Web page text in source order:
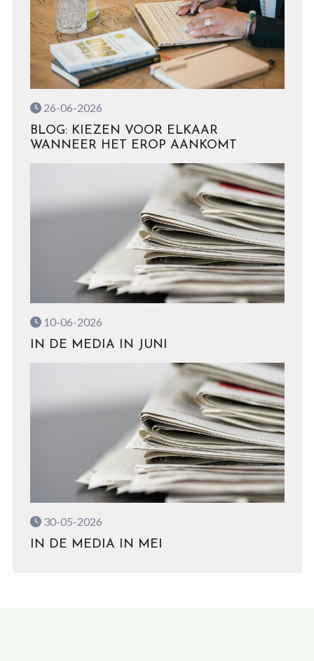
26-06-2026
BLOG: KIEZEN VOOR ELKAAR
WANNEER HET EROP AANKOMT
10-06-2026
IN DE MEDIA IN JUNI
30-05-2026
IN DE MEDIA IN MEI